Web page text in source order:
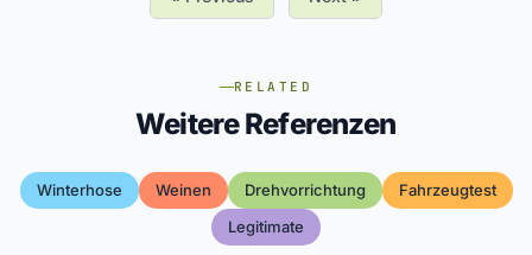
RELATED
Weitere Referenzen
Winterhose Weinen Drehvorrichtung
Fahrzeugtest
Legitimate